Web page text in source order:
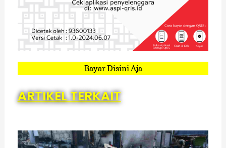
Bayar Disini Aja
ARTIKEL TERKAIT